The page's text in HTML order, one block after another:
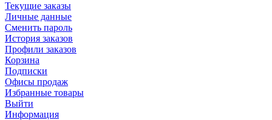
Текущие заказы
Личные данные
Сменить пароль
История заказов
Профили заказов
Корзина
Подписки
Офисы продаж
Избранные товары
Выйти
Информация